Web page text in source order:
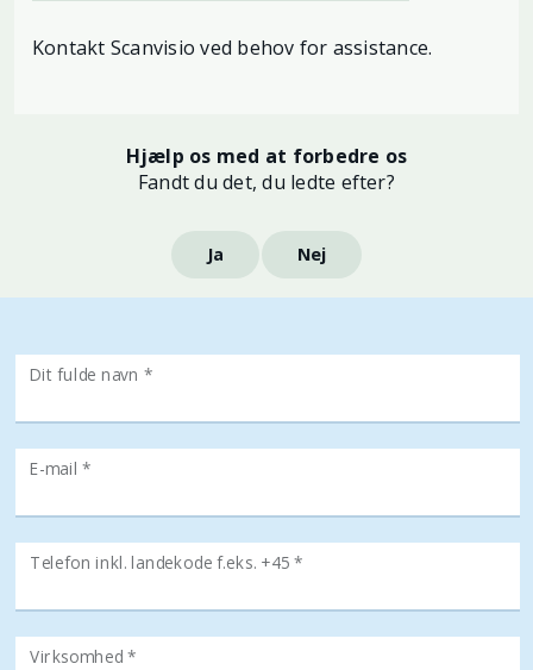
Kontakt Scanvisio ved behov for assistance.
Hjælp os med at forbedre os
Fandt du det, du ledte efter?
Ja Nej
Dit fulde navn *
E-mail *
Telefon inkl. landekode f.eks. +45 *
Virksomhed *